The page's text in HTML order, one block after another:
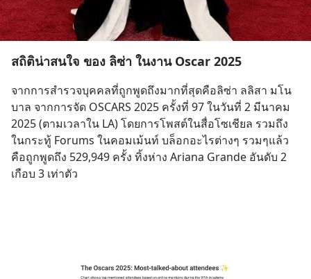
สถิติน่าสนใจ ของ ลิซ่า ในงาน Oscar 2025
จากการสำรวจบุคคลที่ถูกพูดถึงมากที่สุดคือลิซ่า ลลิสา มโน
บาล จากการจัด OSCARS 2025 ครั้งที่ 97 ในวันที่ 2 มีนาคม
2025 (ตามเวลาใน LA) โดยการโพสต์ในสื่อโซเชียล รวมถึง
ในกระทู้ Forums ในคอมเม้นท์ บล็อกอะไรต่างๆ รวมๆแล้ว
คือถูกพูดถึง 529,949 ครั้ง ทิ้งห่าง Ariana Grande อันดับ 2
เกือบ 3 เท่าตัว